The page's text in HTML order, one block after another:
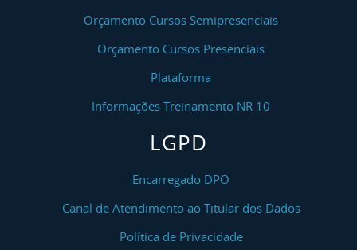
Orçamento Cursos Semipresenciais
Orçamento Cursos Presenciais
Plataforma
Informações Treinamento NR 10
LGPD
Encarregado DPO
Canal de Atendimento ao Titular dos Dados
Política de Privacidade